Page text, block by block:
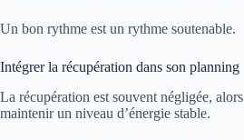
Un bon rythme est un rythme soutenable.
Intégrer la récupération dans son planning
La récupération est souvent négligée,
maintenir un niveau d’énergie stable.